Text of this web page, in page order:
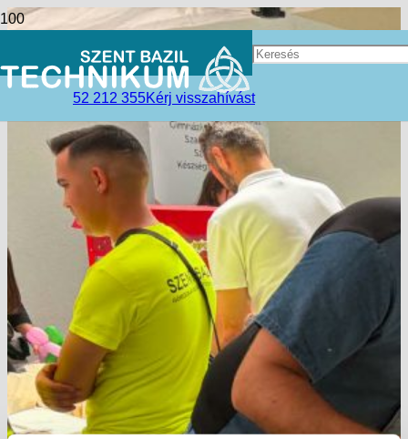
52 212 355Kérj visszahívást